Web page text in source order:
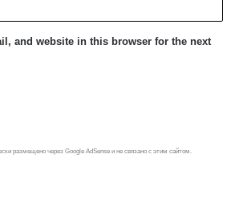
and website in this browser for the next
размещено через Google AdSense и не связано с этим сайтом.